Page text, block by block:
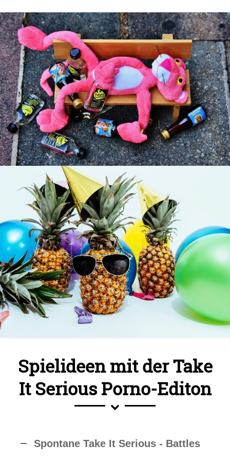
Spielideen mit der Take
It Serious Porno-Editon
Spontane Take It Serious - Battles